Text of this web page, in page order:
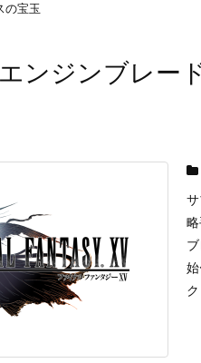
の宝玉
ンジンブレー